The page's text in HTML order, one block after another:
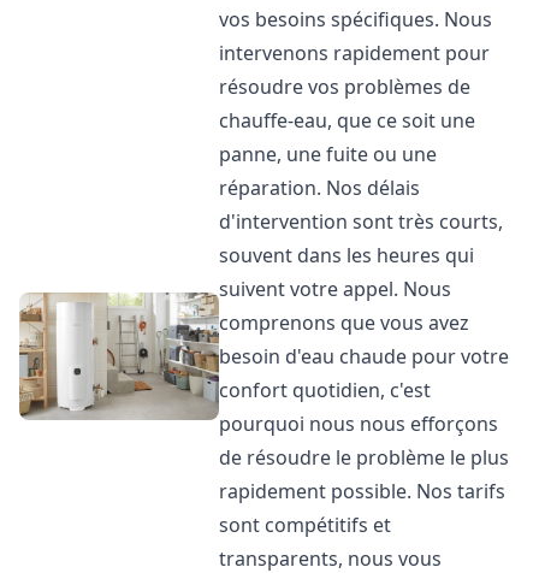
vos besoins spécifiques. Nous
intervenons rapidement pour
résoudre vos problèmes de
chauffe-eau, que ce soit une
panne, une fuite ou une
réparation. Nos délais
d'intervention sont très courts,
souvent dans les heures qui
suivent votre appel. Nous
comprenons que vous avez
besoin d'eau chaude pour votre
confort quotidien, c'est
pourquoi nous nous efforçons
de résoudre le problème le plus
rapidement possible. Nos tarifs
sont compétitifs et
transparents, nous vous